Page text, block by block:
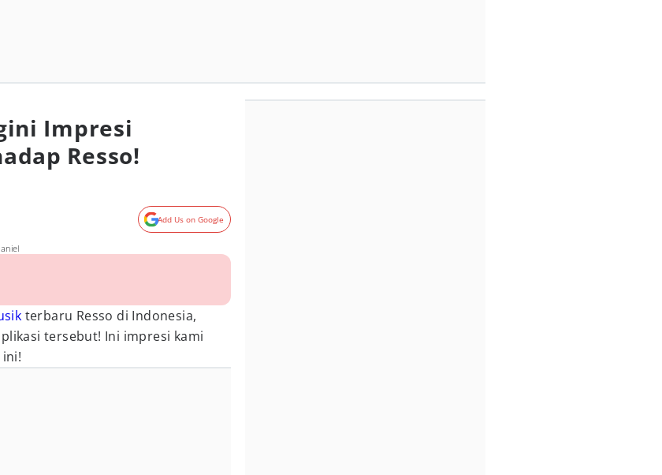
Impresi
Resso!
Add Us on Google
terbaru Resso di Indonesia,
tersebut! Ini impresi kami